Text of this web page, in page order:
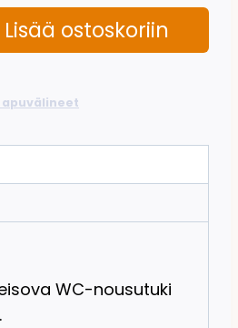
Lisää ostoskoriin
apuvälineet
WC-nousutuki